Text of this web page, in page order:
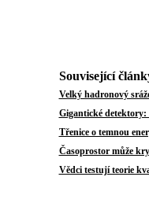
Související
Velký hadronový
Gigantické
Třenice o temnou
Časoprostor může
Vědci testují teorie